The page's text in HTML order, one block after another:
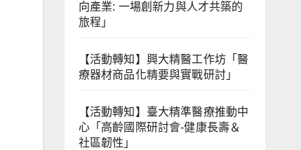
向產業: ⼀場創新力與⼈才共築的
旅程」
【活動轉知】興大精醫工作坊「醫
療器材商品化精要與實戰研討」
【活動轉知】臺大精準醫療推動中
心「高齡國際研討會-健康長壽＆
社區韌性」